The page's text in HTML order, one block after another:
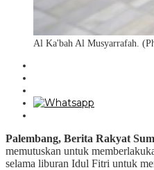
Al Ka'bah Al Musyarrafah.
Palembang, Berita Rakyat
memutuskan untuk
selama liburan Idul Fitri untuk